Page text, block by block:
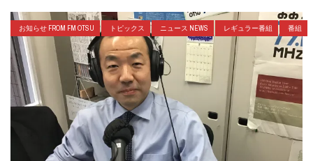
お知らせ FROM FM OTSU トピックス ニュース NEWS レギュラー番組 番組